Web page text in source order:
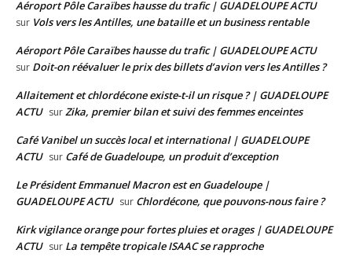
Aéroport Pôle Caraïbes hausse du trafic | GUADELOUPE ACTU
sur Vols vers les Antilles, une bataille et un business rentable
Aéroport Pôle Caraïbes hausse du trafic | GUADELOUPE ACTU
sur Doit-on réévaluer le prix des billets d’avion vers les Antilles ?
Allaitement et chlordécone existe-t-il un risque ? | GUADELOUPE
ACTU surZika, premier bilan et suivi des femmes enceintes
Café Vanibel un succès local et international | GUADELOUPE
ACTU sur Café de Guadeloupe, un produit d’exception
Le Président Emmanuel Macron est en Guadeloupe |
GUADELOUPE ACTU sur Chlordécone, que pouvons-nous faire ?
Kirk vigilance orange pour fortes pluies et orages | GUADELOUPE
ACTU sur La tempête tropicale ISAAC se rapproche